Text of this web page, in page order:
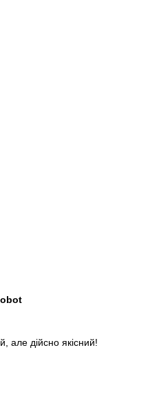
але дійсно якісний!